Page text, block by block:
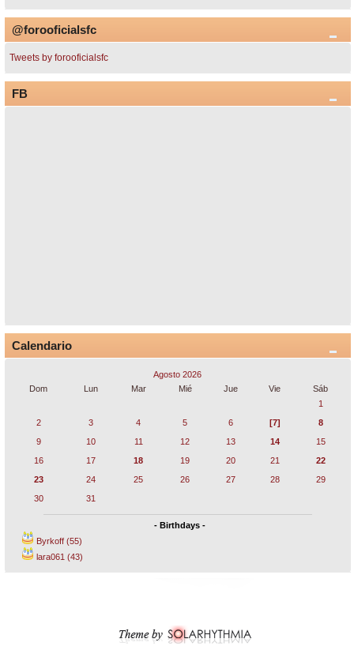
@forooficialsfc
Tweets by forooficialsfc
FB
Calendario
Agosto 2026
Dom
Lun Mar Mié Jue Vie
Sáb
1
2
3 4 5 6 [7]
8
9
10 11 12 13 14
15
16
17 18 19 20 21
22
23
24 25 26 27 28
29
30
31
- Birthdays -
Byrkoff (55)
lara061 (43)